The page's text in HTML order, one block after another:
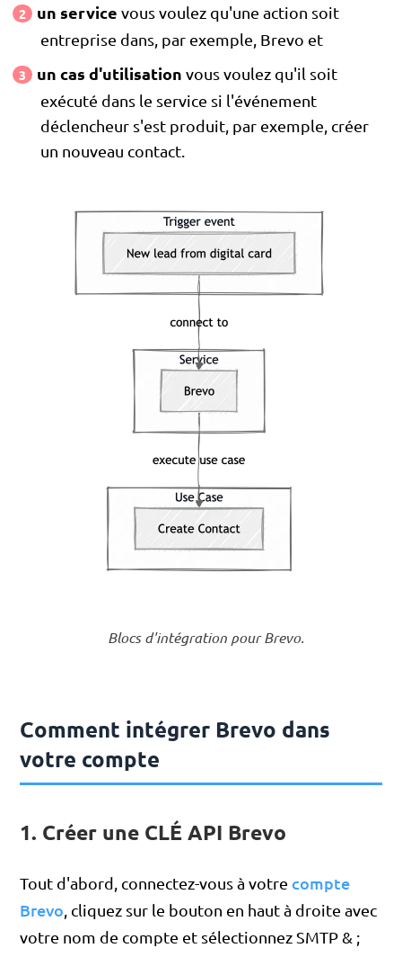
un service vous voulez qu'une action soit
entreprise dans, par exemple, Brevo et
un cas d'utilisationvous voulez qu'il soit
exécuté dans le service si l'événement
déclencheur s'est produit, par exemple, créer
un nouveau contact.
Blocs d'intégration pour Brevo.
Comment intégrer Brevo dans
votre compte
1. Créer une CLÉ API Brevo
Tout d'abord, connectez-vous à votre compte
Brevo , cliquez sur le bouton en haut à droite avec
votre nom de compte et sélectionnez SMTP & ;